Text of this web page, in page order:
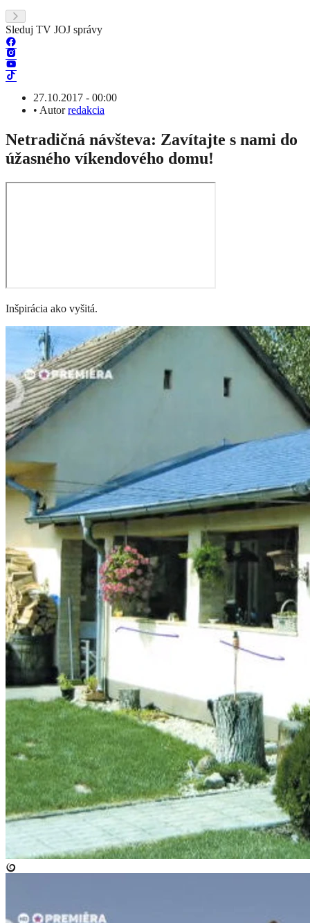
Sleduj TV JOJ správy
27.10.2017 - 00:00
• Autorredakcia
Netradičná návšteva: Zavítajte s nami do
úžasného víkendového domu!
Inšpirácia ako vyšitá.